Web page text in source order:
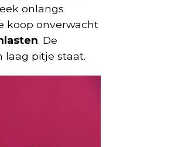
onlangs
koop onverwacht
. De
laag pitje staat.